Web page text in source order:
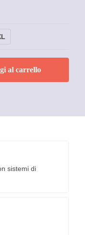
al carrello
sistemi di